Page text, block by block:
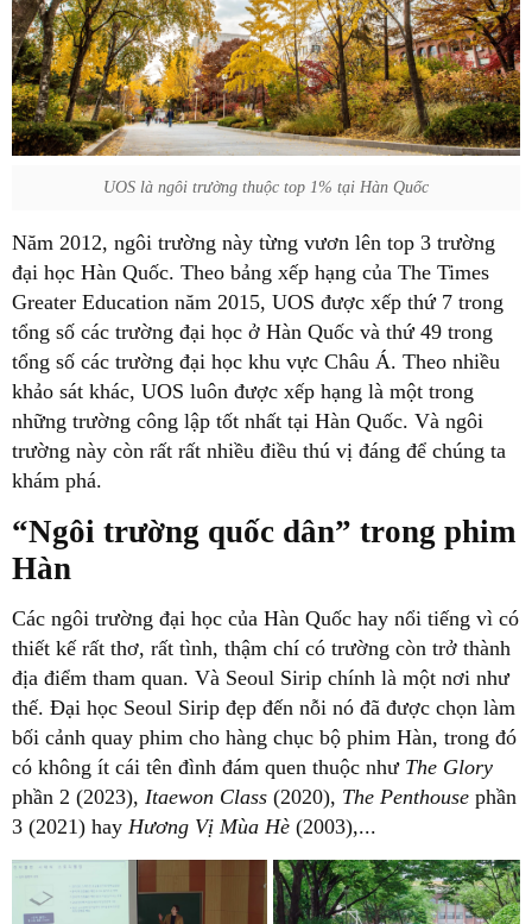
UOS là ngôi trường thuộc top 1% tại Hàn Quốc
Năm 2012, ngôi trường này từng vươn lên top 3 trường
đại học Hàn Quốc. Theo bảng xếp hạng của The Times
Greater Education năm 2015, UOS được xếp thứ 7 trong
tổng số các trường đại học ở Hàn Quốc và thứ 49 trong
tổng số các trường đại học khu vực Châu Á. Theo nhiều
khảo sát khác, UOS luôn được xếp hạng là một trong
những trường công lập tốt nhất tại Hàn Quốc. Và ngôi
trường này còn rất rất nhiều điều thú vị đáng để chúng ta
khám phá.
“Ngôi trường quốc dân” trong phim
Hàn
Các ngôi trường đại học của Hàn Quốc hay nổi tiếng vì có
thiết kế rất thơ, rất tình, thậm chí có trường còn trở thành
địa điểm tham quan. Và Seoul Sirip chính là một nơi như
thế. Đại học Seoul Sirip đẹp đến nỗi nó đã được chọn làm
bối cảnh quay phim cho hàng chục bộ phim Hàn, trong đó
có không ít cái tên đình đám quen thuộc nhưThe Glory
phần 2 (2023), Itaewon Class (2020), The Penthouse phần
3 (2021) hay Hương Vị Mùa Hè (2003),...